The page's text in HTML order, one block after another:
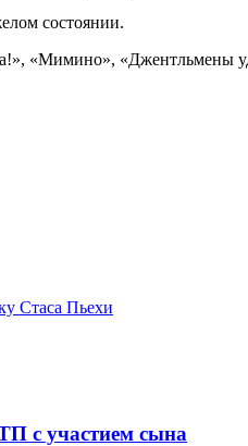
состоянии.
«Мимино», «Джентльмены
Стаса Пьехи
с участием сына